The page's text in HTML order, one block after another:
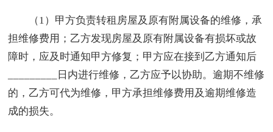
（1）甲方负责转租房屋及原有附属设备的维修，承
担维修费用；乙方发现房屋及原有附属设备有损坏或故
障时，应及时通知甲方修复；甲方应在接到乙方通知后
_________日内进行维修，乙方应予以协助。逾期不维修
的，乙方可代为维修，甲方承担维修费用及逾期维修造
成的损失。